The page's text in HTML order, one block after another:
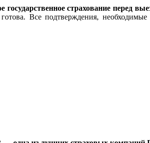
государственное страхование перед
Все подтверждения,